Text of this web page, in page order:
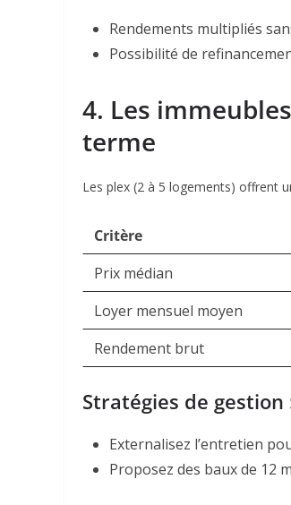
Rendements multipliés
Possibilité de
4. Les
terme
Les plex (2 à 5 logements) offrent
Critère
Prix médian
Loyer mensuel moyen
Rendement brut
Stratégies de gestion
Externalisez l’entretien
Proposez des baux de 12